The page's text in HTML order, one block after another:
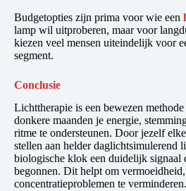
Budgetopties zijn prima voor wie een
lamp wil uitproberen, maar voor
kiezen veel mensen uiteindelijk voor
segment.
Conclusie
Lichttherapie is een bewezen
donkere maanden je energie,
ritme te ondersteunen. Door jezelf
stellen aan helder daglichtsimulerend
biologische klok een duidelijk signaal
begonnen. Dit helpt om
concentratieproblemen te verminderen.